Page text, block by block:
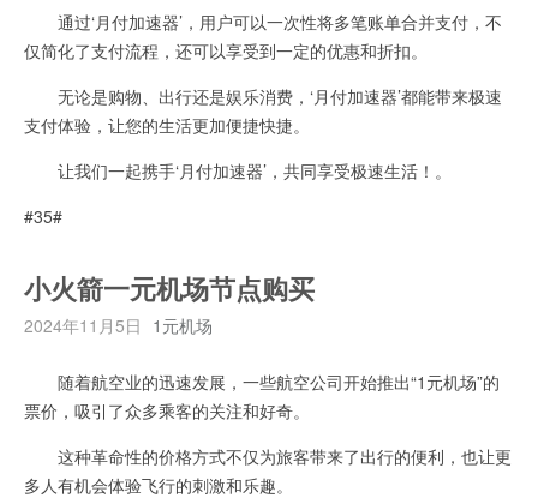
通过‘月付加速器’，用户可以一次性将多笔账单合并支付，不
仅简化了支付流程，还可以享受到一定的优惠和折扣。
无论是购物、出行还是娱乐消费，‘月付加速器’都能带来极速
支付体验，让您的生活更加便捷快捷。
让我们一起携手‘月付加速器’，共同享受极速生活！。
#35#
小火箭一元机场节点购买
2024年11月5日 1元机场
随着航空业的迅速发展，一些航空公司开始推出“1元机场”的
票价，吸引了众多乘客的关注和好奇。
这种革命性的价格方式不仅为旅客带来了出行的便利，也让更
多人有机会体验飞行的刺激和乐趣。